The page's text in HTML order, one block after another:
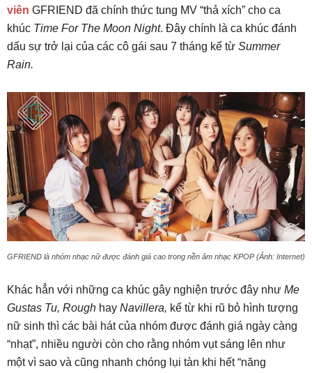
viên GFRIEND đã chính thức tung MV “thả xích” cho ca
khúc Time For The Moon Night. Đây chính là ca khúc đánh
dấu sự trở lại của các cô gái sau 7 tháng kể từ Summer
Rain.
GFRIEND là nhóm nhạc nữ được đánh giá cao trong nền âm nhạc KPOP (Ảnh: Internet)
Khác hẳn với những ca khúc gây nghiện trước đây như Me
Gustas Tu, Rough hay Navillera, kể từ khi rũ bỏ hình tượng
nữ sinh thì các bài hát của nhóm được đánh giá ngày càng
“nhạt”, nhiều người còn cho rằng nhóm vụt sáng lên như
một vì sao và cũng nhanh chóng lụi tàn khi hết “năng